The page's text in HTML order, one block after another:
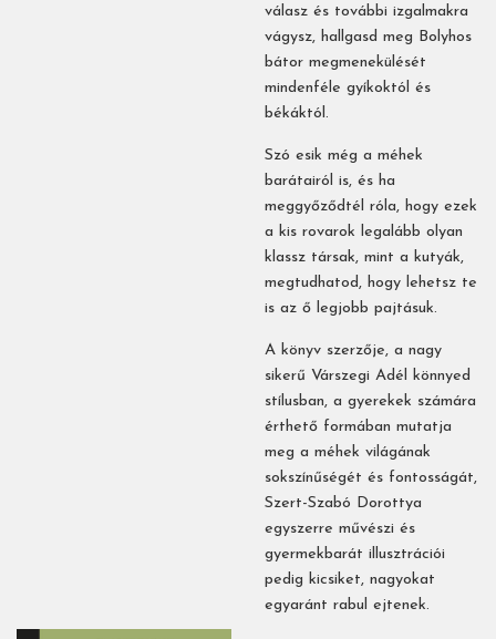
válasz és további izgalmakra
vágysz, hallgasd meg Bolyhos
bátor megmenekülését
mindenféle gyíkoktól és
békáktól.
Szó esik még a méhek
barátairól is, és ha
meggyőződtél róla, hogy ezek
a kis rovarok legalább olyan
klassz társak, mint a kutyák,
megtudhatod, hogy lehetsz te
is az ő legjobb pajtásuk.
A könyv szerzője, a nagy
sikerű Várszegi Adél könnyed
stílusban, a gyerekek számára
érthető formában mutatja
meg a méhek világának
sokszínűségét és fontosságát,
Szert-Szabó Dorottya
egyszerre művészi és
gyermekbarát illusztrációi
pedig kicsiket, nagyokat
egyaránt rabul ejtenek.